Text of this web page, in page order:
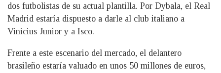
dos futbolistas de su actual plantilla. Por Dybala, el Real
Madrid estaría dispuesto a darle al club italiano a
Vinicius Junior y a Isco.
Frente a este escenario del mercado, el delantero
brasileño estaría valuado en unos 50 millones de euros,